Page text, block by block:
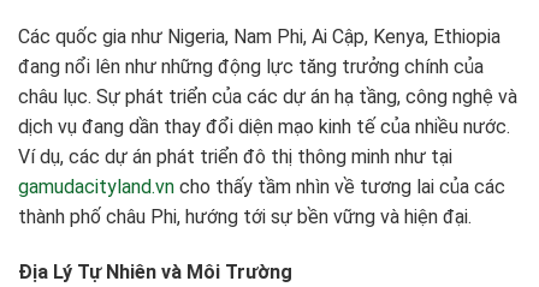
Các quốc gia như Nigeria, Nam Phi, Ai Cập, Kenya, Ethiopia
đang nổi lên như những động lực tăng trưởng chính của
châu lục. Sự phát triển của các dự án hạ tầng, công nghệ và
dịch vụ đang dần thay đổi diện mạo kinh tế của nhiều nước.
Ví dụ, các dự án phát triển đô thị thông minh như tại
gamudacityland.vn cho thấy tầm nhìn về tương lai của các
thành phố châu Phi, hướng tới sự bền vững và hiện đại.
Địa Lý Tự Nhiên và Môi Trường